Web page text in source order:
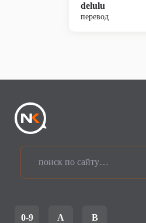
delulu
перевод
0-9 A B